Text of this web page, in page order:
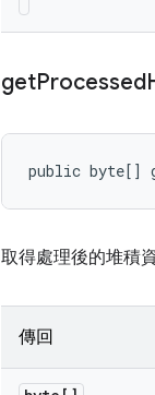
getProcessed
public byte[]
取得處理後的堆積
傳回